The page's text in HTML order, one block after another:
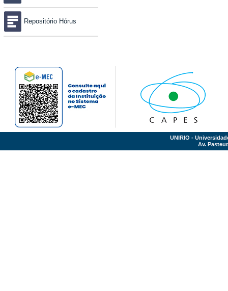
Repositório Hórus
UNIRIO -
Av.